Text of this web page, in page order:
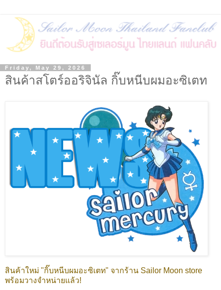
Friday, May 29, 2026
สินค้าสโตร์ออริจินัล กิ๊บหนีบผมอะซิเตท
สินค้าใหม่ "กิ๊บหนีบผมอะซิเตท" จากร้าน Sailor Moon store
พร้อมวางจำหน่ายแล้ว!